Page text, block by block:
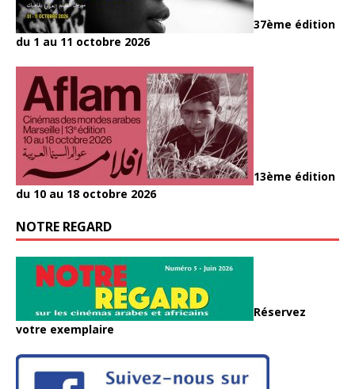
37ème édition
du 1 au 11 octobre 2026
13ème édition
du 10 au 18 octobre 2026
NOTRE REGARD
Réservez
votre exemplaire